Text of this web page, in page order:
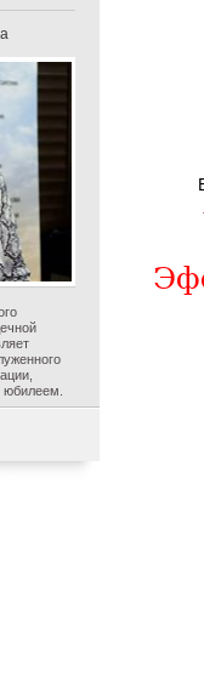
юбилеем.